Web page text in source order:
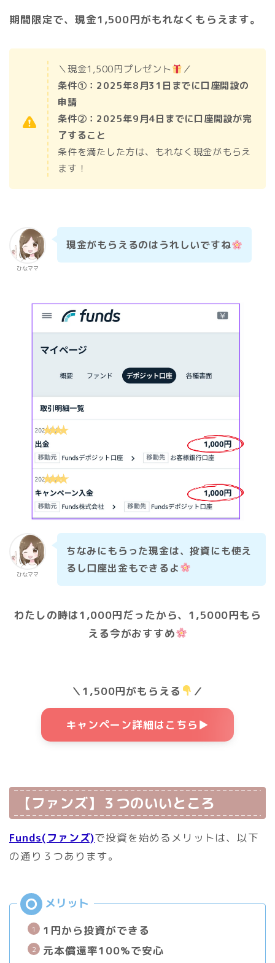
期間限定で、現金1,500円がもれなくもらえます。
＼現金1,500円プレゼント
／
条件①：2025年8月31日までに口座開設の
申請
条件②：2025年9月4日までに口座開設が完
了すること
条件を満たした方は、もれなく現金がもらえ
ます！
ひなママ
現金がもらえるのはうれしいですね
ひなママ
ちなみにもらった現金は、投資にも使え
るし口座出金もできるよ
わたしの時は1,000円だったから、1,5000円もら
える今がおすすめ
＼1,500円がもらえる ／
キャンペーン詳細はこちら▶
【ファンズ】３つのいいところ
Funds(ファンズ)で投資を始めるメリットは、以下
の通り３つあります。
1円から投資ができる
元本償還率100%で安心